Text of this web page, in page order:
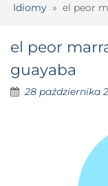
Idiomy » el peor
el peor
guayaba
28 października